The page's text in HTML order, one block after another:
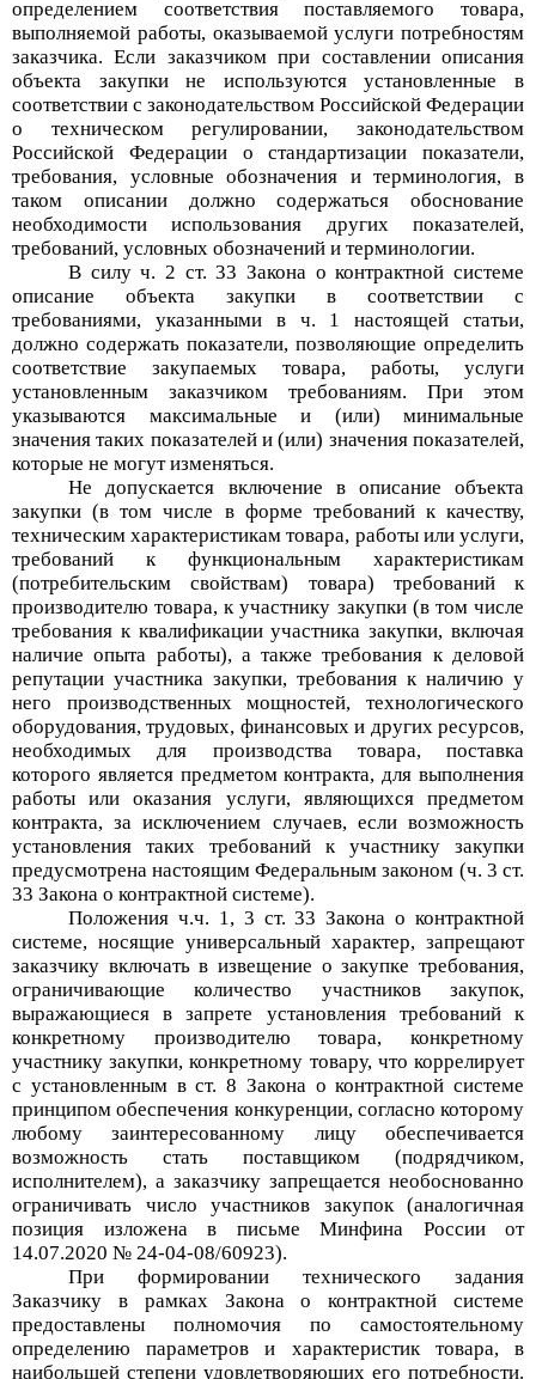
определением соответствия поставляемого товара,
выполняемой работы, оказываемой услуги потребностям
заказчика. Если заказчиком при составлении описания
объекта закупки не используются установленные в
соответствии с законодательством Российской Федерации
о техническом регулировании, законодательством
Российской Федерации о стандартизации показатели,
требования, условные обозначения и терминология, в
таком описании должно содержаться обоснование
необходимости использования других показателей,
требований, условных обозначений и терминологии.
В силу ч. 2 ст. 33 Закона о контрактной системе
описание объекта закупки в соответствии с
требованиями, указанными в ч. 1 настоящей статьи,
должно содержать показатели, позволяющие определить
соответствие закупаемых товара, работы, услуги
установленным заказчиком требованиям. При этом
указываются максимальные и (или) минимальные
значения таких показателей и (или) значения показателей,
которые не могут изменяться.
Не допускается включение в описание объекта
закупки (в том числе в форме требований к качеству,
техническим характеристикам товара, работы или услуги,
требований к функциональным характеристикам
(потребительским свойствам) товара) требований к
производителю товара, к участнику закупки (в том числе
требования к квалификации участника закупки, включая
наличие опыта работы), а также требования к деловой
репутации участника закупки, требования к наличию у
него производственных мощностей, технологического
оборудования, трудовых, финансовых и других ресурсов,
необходимых для производства товара, поставка
которого является предметом контракта, для выполнения
работы или оказания услуги, являющихся предметом
контракта, за исключением случаев, если возможность
установления таких требований к участнику закупки
предусмотрена настоящим Федеральным законом (ч. 3 ст.
33 Закона о контрактной системе).
Положения ч.ч. 1, 3 ст. 33 Закона о контрактной
системе, носящие универсальный характер, запрещают
заказчику включать в извещение о закупке требования,
ограничивающие количество участников закупок,
выражающиеся в запрете установления требований к
конкретному производителю товара, конкретному
участнику закупки, конкретному товару, что коррелирует
с установленным в ст. 8 Закона о контрактной системе
принципом обеспечения конкуренции, согласно которому
любому заинтересованному лицу обеспечивается
возможность стать поставщиком (подрядчиком,
исполнителем), а заказчику запрещается необоснованно
ограничивать число участников закупок (аналогичная
позиция изложена в письме Минфина России от
14.07.2020 № 24-04-08/60923).
При формировании технического задания
Заказчику в рамках Закона о контрактной системе
предоставлены полномочия по самостоятельному
определению параметров и характеристик товара, в
наибольшей степени удовлетворяющих его потребности.